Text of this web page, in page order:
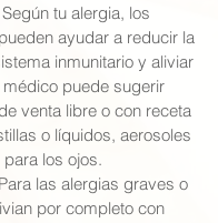
tu alergia, los
ayudar a reducir la
inmunitario y aliviar
puede sugerir
venta libre o con receta
o líquidos, aerosoles
los ojos.
las alergias graves o
por completo con